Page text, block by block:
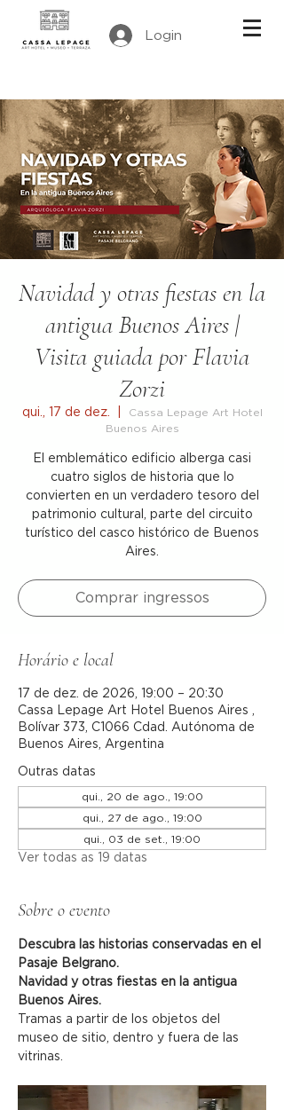
Login
Navidad y otras fiestas en la
antigua Buenos Aires |
Visita guiada por Flavia
Zorzi
qui., 17 de dez.
Cassa Lepage Art Hotel
Buenos Aires
El emblemático edificio alberga casi
cuatro siglos de historia que lo
convierten en un verdadero tesoro del
patrimonio cultural, parte del circuito
turístico del casco histórico de Buenos
Aires.
Comprar ingressos
Horário e local
17 de dez. de 2026, 19:00 – 20:30
Cassa Lepage Art Hotel Buenos Aires ,
Bolívar 373, C1066 Cdad. Autónoma de
Buenos Aires, Argentina
Outras datas
qui., 20 de ago., 19:00
qui., 27 de ago., 19:00
qui., 03 de set., 19:00
Ver todas as 19 datas
Sobre o evento
Descubra las historias conservadas en el
Pasaje Belgrano.
Navidad y otras fiestas en la antigua
Buenos Aires.
Tramas a partir de los objetos del
museo de sitio, dentro y fuera de las
vitrinas.